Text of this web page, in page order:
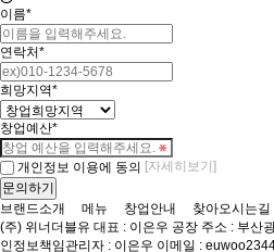
이름*
연락처*
희망지역*
창업예산*
개인정보 이용에 동의 [자세히보기]
브랜드소개 메뉴 창업안내 찾아오시는길
(주) 위너더블유 대표 : 이은우 공장 주소 : 부산
인정보책임관리자 : 이은우 이메일 :